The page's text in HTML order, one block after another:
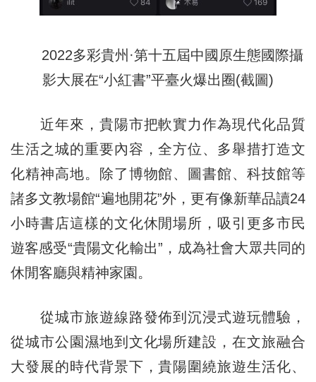
2022多彩貴州·第十五屆中國原生態國際攝
影大展在“小紅書”平臺火爆出圈(截圖)
近年來，貴陽市把軟實力作為現代化品質
生活之城的重要內容，全方位、多舉措打造文
化精神高地。除了博物館、圖書館、科技館等
諸多文教場館“遍地開花”外，更有像新華品讀24
小時書店這樣的文化休閒場所，吸引更多市民
遊客感受“貴陽文化輸出”，成為社會大眾共同的
休閒客廳與精神家園。
從城市旅遊線路發佈到沉浸式遊玩體驗，
從城市公園濕地到文化場所建設，在文旅融合
大發展的時代背景下，貴陽圍繞旅遊生活化、